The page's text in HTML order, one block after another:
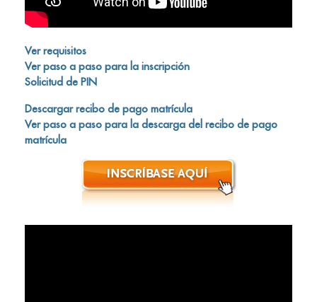
Ver requisitos
Ver paso a paso para la inscripción
Solicitud de PIN
Descargar recibo de pago matrícula
Ver paso a paso para la descarga del recibo de pago
matrícula